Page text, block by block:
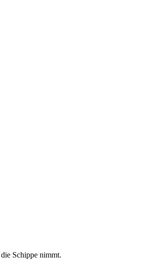
Schippe nimmt.